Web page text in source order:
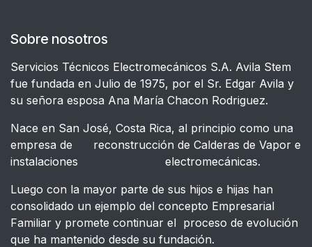
Sobre nosotros
Servicios Técnicos Electromecánicos S.A. Avila Stem
fue fundada en Julio de 1975, por el Sr. Edgar Avila y
su señora esposa Ana María Chacon Rodriguez.
Nace en San José, Costa Rica, al principio como una
empresa de reconstrucción de Calderas de Vapor e
instalaciones electromecánicas.
Luego con la mayor parte de sus hijos e hijas han
consolidado un ejemplo del concepto Empresarial
Familiar y promete continuar el proceso de evolución
que ha mantenido desde su fundación.